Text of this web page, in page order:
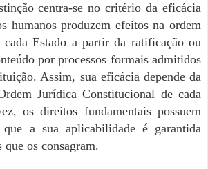
centra-se no critério da eficácia
humanos produzem efeitos na ordem
Estado a partir da ratificação ou
por processos formais admitidos
Assim, sua eficácia depende da
Jurídica Constitucional de cada
os direitos fundamentais possuem
a sua aplicabilidade é garantida
os consagram.